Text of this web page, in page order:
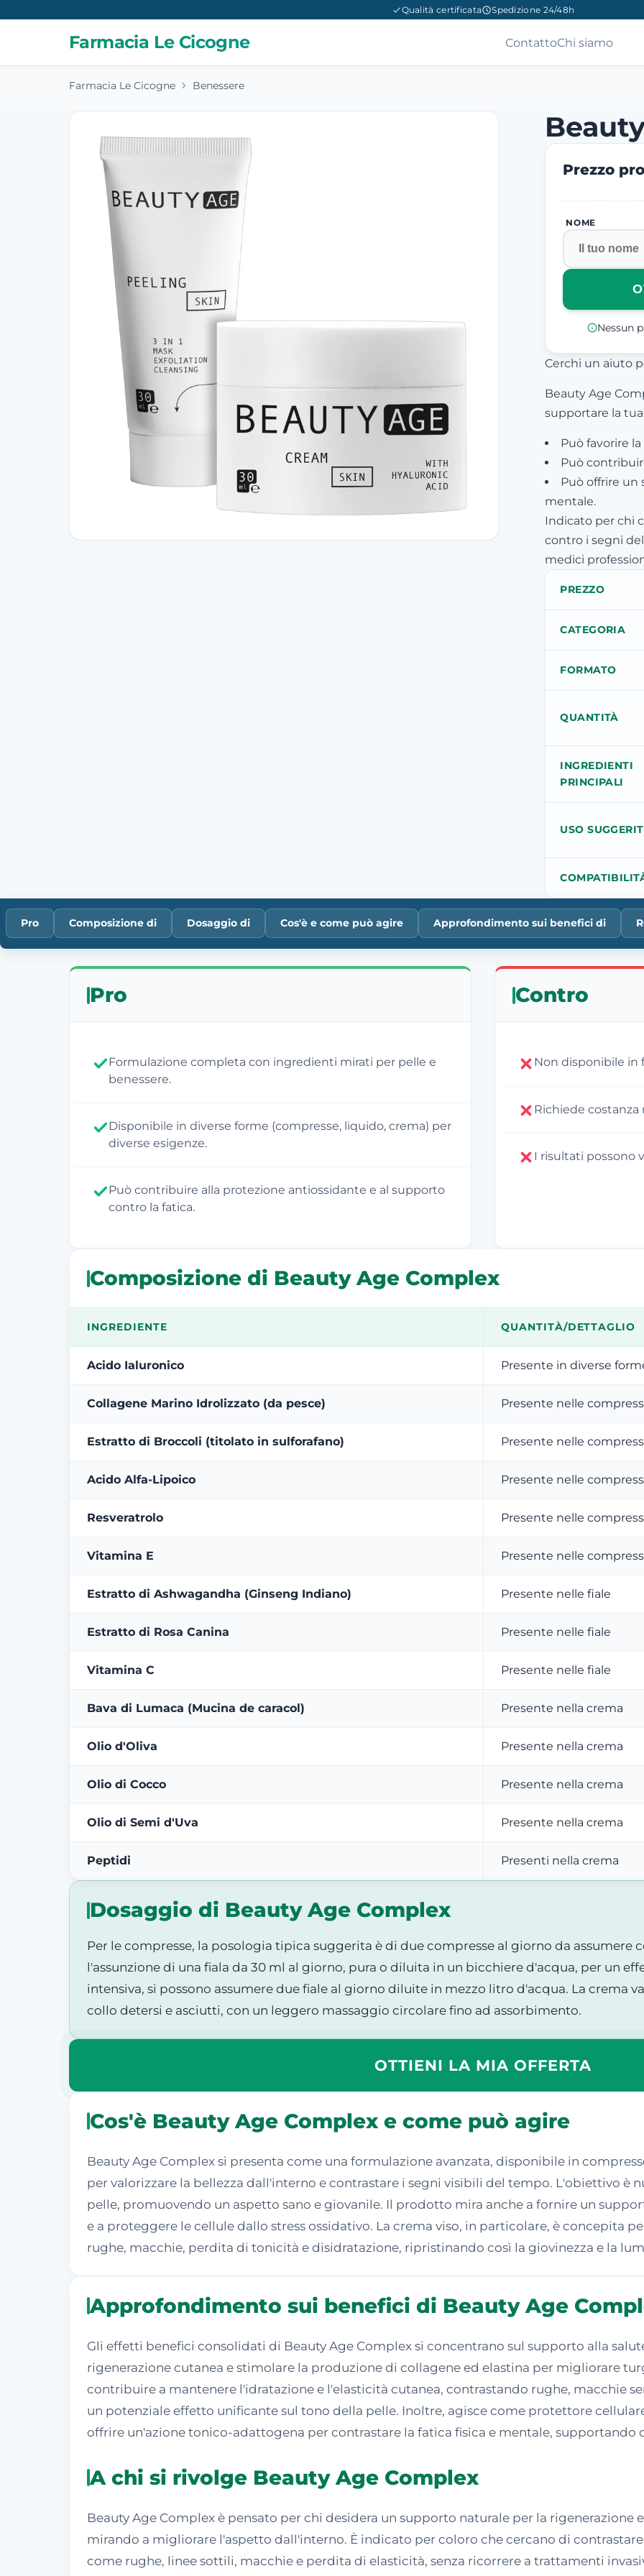
Qualità certificata Spedizione 24/48h
Farmacia Le Cicogne ContattoChi siamo
Farmacia Le Cicogne Benessere
Prezzo
NOME
Nessun
Cerchi un aiuto
Beauty Age
supportare la
Può favorire
Può
Può offrire un
mentale.
Indicato per chi
contro i segni
medici
PREZZO
CATEGORIA
FORMATO
QUANTITÀ
INGREDIENTI
PRINCIPALI
USO
Pro Composizione di Dosaggio di Cos'è e come può agire Approfondimento sui benefici di
Pro
Formulazione completa con ingredienti mirati per pelle e
benessere.
Disponibile in diverse forme (compresse, liquido, crema) per
diverse esigenze.
Può contribuire alla protezione antiossidante e al supporto
contro la fatica.
Contro
Non disponibile in
Richiede costanza
I risultati possono
Composizione di Beauty Age Complex
INGREDIENTE QUANTITÀ/DETTAGLIO
Acido Ialuronico Presente in diverse
Collagene Marino Idrolizzato (da pesce) Presente nelle
Estratto di Broccoli (titolato in sulforafano) Presente nelle
Acido Alfa-Lipoico Presente nelle
Resveratrolo Presente nelle
Vitamina E Presente nelle
Estratto di Ashwagandha (Ginseng Indiano) Presente nelle fiale
Estratto di Rosa Canina Presente nelle fiale
Vitamina C Presente nelle fiale
Bava di Lumaca (Mucina de caracol) Presente nella crema
Olio d'Oliva Presente nella crema
Olio di Cocco Presente nella crema
Olio di Semi d'Uva Presente nella crema
Peptidi Presenti nella crema
Dosaggio di Beauty Age Complex
Per le compresse, la posologia tipica suggerita è di due compresse al giorno da assumere
l'assunzione di una fiala da 30 ml al giorno, pura o diluita in un bicchiere d'acqua, per un
intensiva, si possono assumere due fiale al giorno diluite in mezzo litro d'acqua. La crema
collo detersi e asciutti, con un leggero massaggio circolare fino ad assorbimento.
OTTIENI LA MIA OFFERTA
Cos'è Beauty Age Complex e come può agire
Beauty Age Complex si presenta come una formulazione avanzata, disponibile in
per valorizzare la bellezza dall'interno e contrastare i segni visibili del tempo. L'obiettivo è
pelle, promuovendo un aspetto sano e giovanile. Il prodotto mira anche a fornire un
e a proteggere le cellule dallo stress ossidativo. La crema viso, in particolare, è concepita
rughe, macchie, perdita di tonicità e disidratazione, ripristinando così la giovinezza e la
Approfondimento sui benefici di Beauty Age
Gli effetti benefici consolidati di Beauty Age Complex si concentrano sul supporto alla
rigenerazione cutanea e stimolare la produzione di collagene ed elastina per migliorare
contribuire a mantenere l'idratazione e l'elasticità cutanea, contrastando rughe, macchie
un potenziale effetto unificante sul tono della pelle. Inoltre, agisce come protettore
offrire un'azione tonico-adattogena per contrastare la fatica fisica e mentale, supportando
A chi si rivolge Beauty Age Complex
Beauty Age Complex è pensato per chi desidera un supporto naturale per la rigenerazione
mirando a migliorare l'aspetto dall'interno. È indicato per coloro che cercano di
come rughe, linee sottili, macchie e perdita di elasticità, senza ricorrere a trattamenti